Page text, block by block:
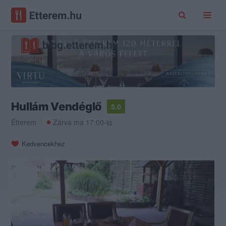
Hullám Vendéglő
5.0
Étterem
Zárva ma 17:00-ig
Kedvencekhez